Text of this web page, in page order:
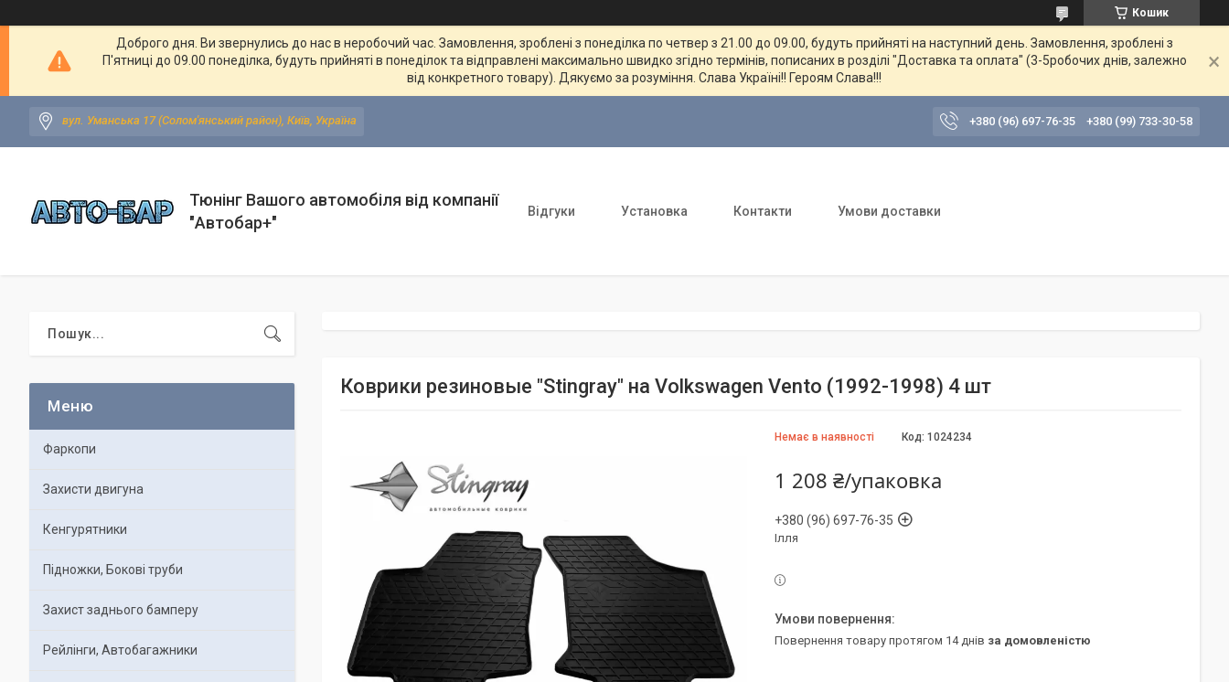
Кошик
Доброго дня. Ви звернулись до нас в неробочий час. Замовлення, зроблені з понеділка по четвер з 21.00 до 09.00, будуть прийняті на наступний день. Замовлення, зроблені з
П'ятниці до 09.00 понеділка, будуть прийняті в понеділок та відправлені максимально швидко згідно термінів, пописаних в розділі "Доставка та оплата" (3-5робочих днів, залежно
від конкретного товару). Дякуємо за розуміння. Слава Україні!! Героям Слава!!!
вул. Уманська 17 (Солом'янський район), Київ, Україна +380 (96) 697-76-35 +380 (99) 733-30-58
Тюнінг Вашого автомобіля від компанії
"Автобар+"
Відгуки Установка Контакти Умови доставки
Коврики резиновые "Stingray" на Volkswagen Vento (1992-1998) 4 шт
Немає в наявності Код: 1024234
1 208 ₴/упаковка
+380 (96) 697-76-35
Ілля
повернення товару протягом 14 днів за домовленістю
Фаркопи
Захисти двигуна
Кенгурятники
Підножки, Бокові труби
Захист заднього бамперу
Рейлінги, Автобагажники